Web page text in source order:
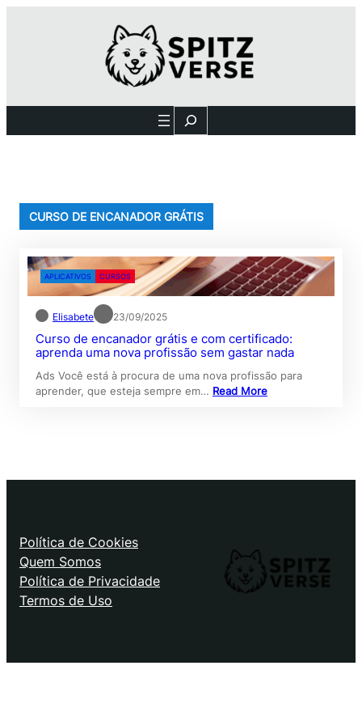
Search
CURSO DE ENCANADOR GRÁTIS
APLICATIVOS CURSOS
Elisabete 23/09/2025
Curso de encanador grátis e com certificado:
aprenda uma nova profissão sem gastar nada
Ads Você está à procura de uma nova profissão para
aprender, que esteja sempre em… Read More
Política de Cookies
Quem Somos
Política de Privacidade
Termos de Uso